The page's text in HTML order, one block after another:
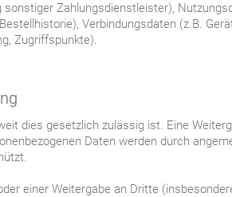
sonstiger Zahlungsdienstleister),
Verbindungsdaten (z.B.
Zugriffspunkte).
dies gesetzlich zulässig ist. Eine
Daten werden durch
einer Weitergabe an Dritte